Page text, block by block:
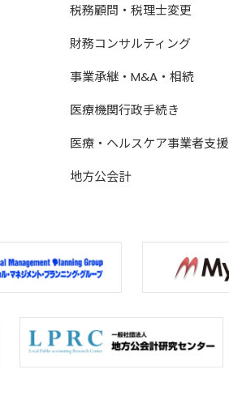
税務顧問・税理士変更
財務コンサルティング
事業承継・M&A・相続
医療機関行政手続き
医療・ヘルスケア事業者支援
地方公会計